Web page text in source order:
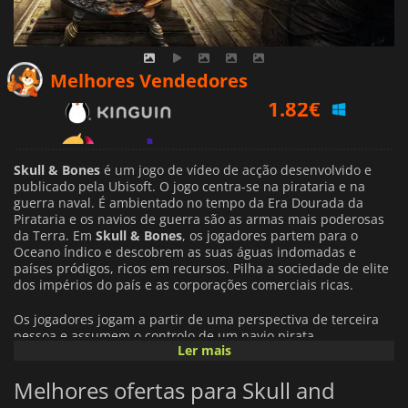
Melhores Vendedores
2.12€
15.21€
Skull & Bones é um jogo de vídeo de acção desenvolvido e
publicado pela Ubisoft. O jogo centra-se na pirataria e na
guerra naval. É ambientado no tempo da Era Dourada da
Pirataria e os navios de guerra são as armas mais poderosas
da Terra. Em Skull & Bones, os jogadores partem para o
Oceano Índico e descobrem as suas águas indomadas e
países pródigos, ricos em recursos. Pilha a sociedade de elite
dos impérios do país e as corporações comerciais ricas.
Os jogadores jogam a partir de uma perspectiva de terceira
pessoa e assumem o controlo de um navio pirata
personalizável. Escolham navegar para o Oceano Índico
engajarem-se em combate nas águas disputadas dos mares
indianos.
Ler mais
Melhores ofertas para Skull and